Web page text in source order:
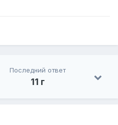
Последний ответ
11 г